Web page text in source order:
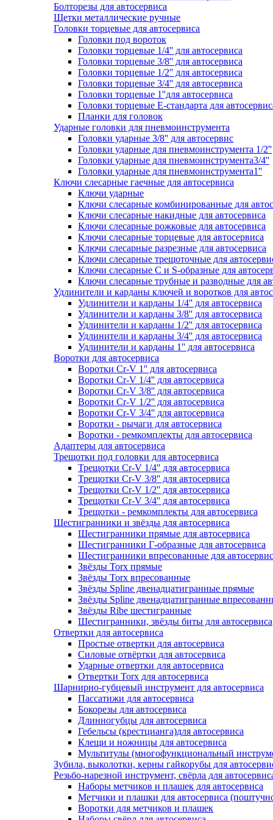
Болторезы для автосервиса
Щетки металлические ручные
Головки торцевые для автосервиса
Головки под вороток
Головки торцевые 1/4'' для автосервиса
Головки торцевые 3/8'' для автосервиса
Головки торцевые 1/2'' для автосервиса
Головки торцевые 3/4'' для автосервиса
Головки торцевые 1''для автосервиса
Головки торцевые Е-стандарта для
Планки для головок
Ударные головки для пневмоинструмента
Головки ударные 3/8'' для автосервис
Головки ударные для пневмоинструмента 1/2''
Головки ударные для пневмоинструмента3/4''
Головки ударные для пневмоинструмента1''
Ключи слесарные гаечные для автосервиса
Ключи ударные
Ключи слесарные комбинированные для
Ключи слесарные накидные для автосервиса
Ключи слесарные рожковые для автосервиса
Ключи слесарные торцевые для автосервиса
Ключи слесарные разрезные для автосервиса
Ключи слесарные трещоточные для
Ключи слесарные С и S-образные для
Ключи слесарные трубные и разводные для
Удлинители и карданы ключей и воротков для
Удлинители и карданы 1/4'' для автосервиса
Удлинители и карданы 3/8'' для автосервиса
Удлинители и карданы 1/2'' для автосервиса
Удлинители и карданы 3/4'' для автосервиса
Удлинители и карданы 1'' для автосервиса
Воротки для автосервиса
Воротки Cr-V 1'' для автосервиса
Воротки Cr-V 1/4'' для автосервиса
Воротки Cr-V 3/8'' для автосервиса
Воротки Cr-V 1/2'' для автосервиса
Воротки Cr-V 3/4'' для автосервиса
Воротки - рычаги для автосервиса
Воротки - ремкомплекты для автосервиса
Адаптеры для автосервиса
Трещотки под головки для автосервиса
Трещотки Cr-V 1/4'' для автосервиса
Трещотки Cr-V 3/8'' для автосервиса
Трещотки Cr-V 1/2'' для автосервиса
Трещотки Cr-V 3/4'' для автосервиса
Трещотки - ремкомплекты для автосервиса
Шестигранники и звёзды для автосервиса
Шестигранники прямые для автосервиса
Шестигранники Г-образные для автосервиса
Шестигранники впресованные для
Звёзды Torx прямые
Звёзды Torx впресованные
Звёзды Spline двенадцатигранные прямые
Звёзды Spline двенадцатигранные
Звёзды Ribe шестигранные
Шестигранники, звёзды биты для автосервиса
Отвертки для автосервиса
Простые отвертки для автосервиса
Силовые отвёртки для автосервиса
Ударные отвертки для автосервиса
Отвертки Torx для автосервиса
Шарнирно-губцевый инструмент для автосервиса
Пассатижи для автосервиса
Бокорезы для автосервиса
Длинногубцы для автосервиса
Гебельсы (крестцианга)для автосервиса
Клещи и ножницы для автосервиса
Мультитулы (многофункциональный
Зубила, выколотки, керны гайкорубы для
Резьбо-нарезной инструмент, свёрла для
Наборы метчиков и плашек для автосервиса
Метчики и плашки для автосервиса
Воротки для метчиков и плашек